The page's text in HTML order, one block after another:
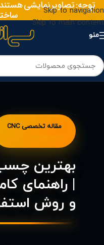
Skip to navigation
Skip to main content
توجه: تصاویر نمایشی
منو
مقاله تخصصی CNC
بهترین
| راهنمای
و روش